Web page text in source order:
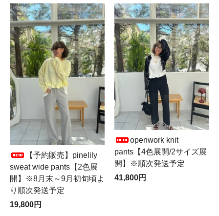
【予約販売】pinelily
sweat wide pants【2色展
開】※8月末～9月初旬頃よ
り順次発送予定
19,800円
openwork knit
pants【4色展開/2サイズ展
開】※順次発送予定
41,800円